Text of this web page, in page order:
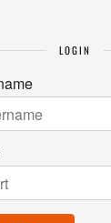
LOGIN